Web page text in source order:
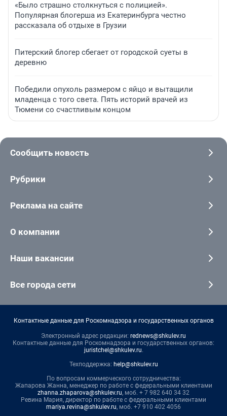
«Было страшно столкнуться с полицией».
Популярная блогерша из Екатеринбурга честно
рассказала об отдыхе в Грузии
Питерский блогер сбегает от городской суеты в
деревню
Победили опухоль размером с яйцо и вытащили
младенца с того света. Пять историй врачей из
Тюмени со счастливым концом
Сообщить новость
Рубрики
Реклама на сайте
О компании
Наши вакансии
Все города сети
Контактные данные для Роскомнадзора и государственных органов
Электронный адрес редакции: rednews@shkulev.ru
Контактные данные для Роскомнадзора и государственных органов:
juristchel@shkulev.ru.
Техподдержка: help@shkulev.ru
По вопросам коммерческого сотрудничества:
Жапарова Жанна, менеджер по работе с федеральными клиентами
zhanna.zhaparova@shkulev.ru, моб. + 7 982 640 34 32
Ревина Мария, директор по работе с федеральными клиентами
mariya.revina@shkulev.ru, моб. +7 910 402 4056